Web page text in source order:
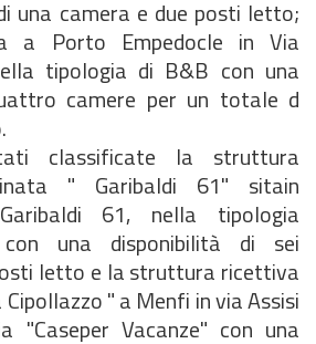
una camera e due posti letto;
a Porto Empedocle in Via
tipologia di B&B con una
camere per un totale d
classificate la struttura
" Garibaldi 61" sitain
61, nella tipologia
una disponibilità di sei
letto e la struttura ricettiva
" a Menfi in via Assisi
"Caseper Vacanze" con una